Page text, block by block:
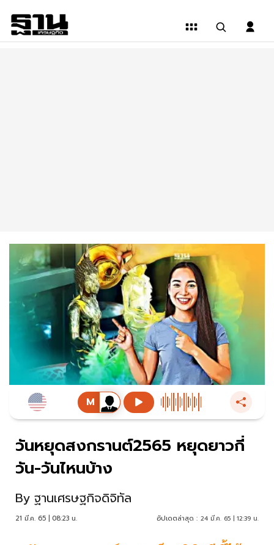
วันหยุดสงกรานต์2565 หยุดยาวกี่
วัน-วันไหนบ้าง
By ฐานเศรษฐกิจดิจิทัล
21 มี.ค. 65 | 08:23 น. อัปเดตล่าสุด : 24 มี.ค. 65 | 12:39 น.